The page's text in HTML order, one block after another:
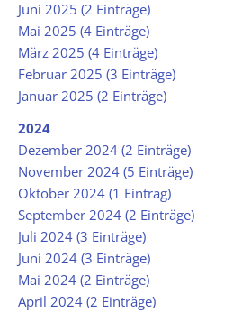
Juni 2025 (2 Einträge)
Mai 2025 (4 Einträge)
März 2025 (4 Einträge)
Februar 2025 (3 Einträge)
Januar 2025 (2 Einträge)
2024
Dezember 2024 (2 Einträge)
November 2024 (5 Einträge)
Oktober 2024 (1 Eintrag)
September 2024 (2 Einträge)
Juli 2024 (3 Einträge)
Juni 2024 (3 Einträge)
Mai 2024 (2 Einträge)
April 2024 (2 Einträge)